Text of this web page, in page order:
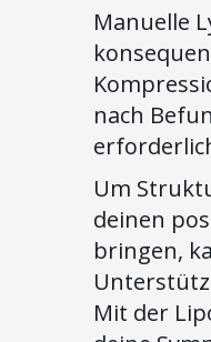
Manuelle
nach
Um
deinen
bringen,
Mit der